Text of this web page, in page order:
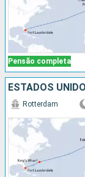
Pensão completa
Rotterdam